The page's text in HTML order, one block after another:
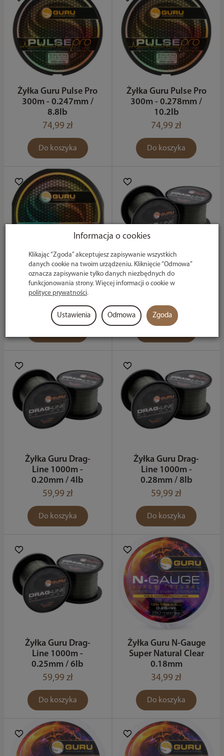
Żyłka Guru Pulse Pro
300m - 0.247mm /
8.8lb
74,99 zł
Do koszyka
Żyłka Guru Pulse Pro
300m - 0.278mm /
10.2lb
74,99 zł
Do koszyka
Żyłka Guru Pulse-
Line 300m - 0.25mm
/ 8lb
58,99 zł
Żyłka Guru Drag-
Line 1000m -
59,99 zł
Żyłka Guru Drag-
Line 1000m -
0.20mm / 4lb
59,99 zł
Do koszyka
Żyłka Guru Drag-
Line 1000m -
0.28mm / 8lb
59,99 zł
Do koszyka
Żyłka Guru Drag-
Line 1000m -
0.25mm / 6lb
59,99 zł
Do koszyka
Żyłka Guru N-Gauge
Super Natural Clear
0.18mm
34,99 zł
Do koszyka
Informacja o cookies
Klikając “Zgoda” akceptujesz zapisywanie wszystkich
danych cookie na twoim urządzeniu. Kliknięcie “Odmowa”
oznacza zapisywanie tylko danych niezbędnych do
funkcjonowania strony. Więcej informacji o cookie w
polityce prywatności.
Ustawienia Odmowa Zgoda